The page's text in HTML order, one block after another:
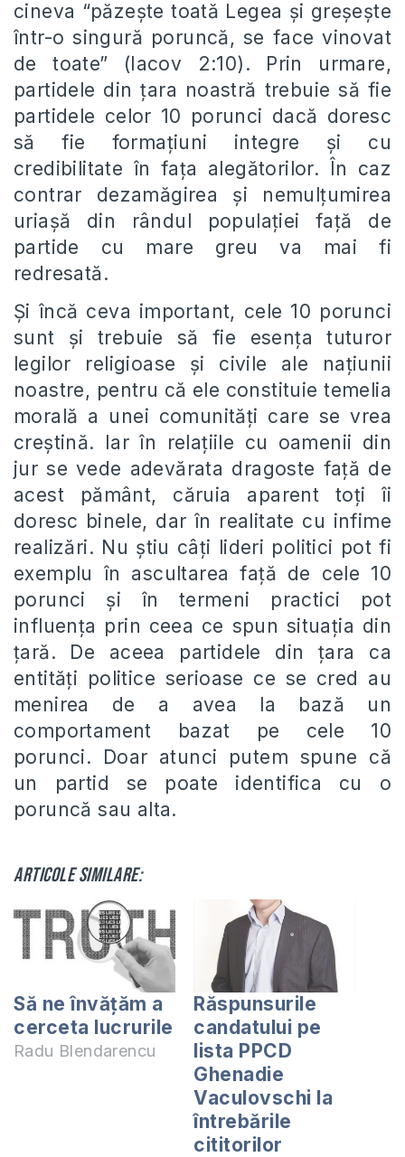
cineva “păzește toată Legea și greșește
într-o singură poruncă, se face vinovat
de toate” (Iacov 2:10). Prin urmare,
partidele din țara noastră trebuie să fie
partidele celor 10 porunci dacă doresc
să fie formațiuni integre și cu
credibilitate în fața alegătorilor. În caz
contrar dezamăgirea și nemulțumirea
uriașă din rândul populației față de
partide cu mare greu va mai fi
redresată.
Și încă ceva important, cele 10 porunci
sunt și trebuie să fie esența tuturor
legilor religioase și civile ale națiunii
noastre, pentru că ele constituie temelia
morală a unei comunități care se vrea
creștină. Iar în relațiile cu oamenii din
jur se vede adevărata dragoste față de
acest pământ, căruia aparent toți îi
doresc binele, dar în realitate cu infime
realizări. Nu știu câți lideri politici pot fi
exemplu în ascultarea față de cele 10
porunci și în termeni practici pot
influența prin ceea ce spun situația din
țară. De aceea partidele din țara ca
entități politice serioase ce se cred au
menirea de a avea la bază un
comportament bazat pe cele 10
porunci. Doar atunci putem spune că
un partid se poate identifica cu o
poruncă sau alta.
Articole similare:
Să ne învățăm a
cerceta lucrurile
Radu Blendarencu
Răspunsurile
candatului pe
lista PPCD
Ghenadie
Vaculovschi la
întrebările
cititorilor